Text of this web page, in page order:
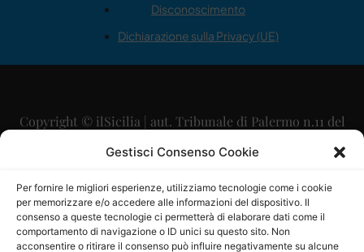
Gestisci Consenso Cookie
Per fornire le migliori esperienze, utilizziamo tecnologie come i cookie
per memorizzare e/o accedere alle informazioni del dispositivo. Il
consenso a queste tecnologie ci permetterà di elaborare dati come il
comportamento di navigazione o ID unici su questo sito. Non
acconsentire o ritirare il consenso può influire negativamente su alcune
Disconoscimento
Dichiarazione sulla Privacy (UE)
Copyright © ilSicilia | aut. Tribunale di Palermo n.11 del
29/09/2015
Direttore Editoriale: Maurizio Scaglione
Direttore Responsabile: Maria Calabrese